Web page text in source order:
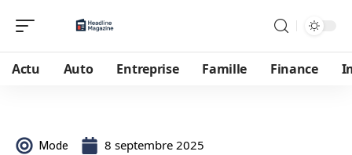
Actu Auto Entreprise Famille Finance
Mode 8 septembre 2025